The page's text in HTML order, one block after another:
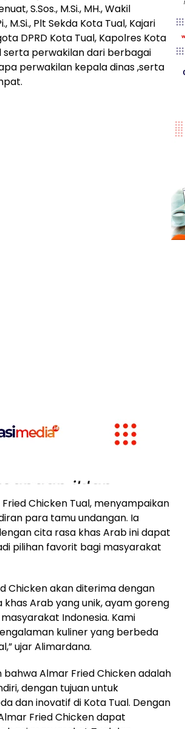
S.Sos., M.Si., MH., Wakil
M.Si., Plt Sekda Kota Tual, Kajari
DPRD Kota Tual, Kapolres Kota
serta perwakilan dari berbagai
perwakilan kepala dinas ,serta
Chicken Tual, menyampaikan
para tamu undangan. Ia
cita rasa khas Arab ini dapat
pilihan favorit bagi masyarakat
Chicken akan diterima dengan
khas Arab yang unik, ayam goreng
Indonesia. Kami
kuliner yang berbeda
ujar Alimardana.
Almar Fried Chicken adalah
dengan tujuan untuk
dan inovatif di Kota Tual. Dengan
Fried Chicken dapat